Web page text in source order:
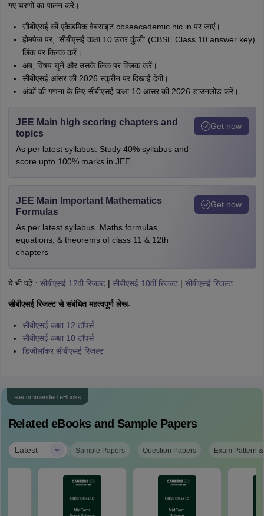
गए चरणों का पालन करें।
सीबीएसई की एकेडमिक वेबसाइट cbseacademic.nic.in पर जाएं।
होमपेज पर, 'सीबीएसई कक्षा 10 उत्तर कुंजी' (CBSE Class 10 answer key)
लिंक पर क्लिक करें।
अब, विषय चुनें और उसके लिंक पर क्लिक करें।
सीबीएसई आंसर की 2026 स्क्रीन पर दिखाई देगी।
अंकों की गणना के लिए सीबीएसई कक्षा 10 आंसर की 2026 डाउनलोड करें।
JEE Main high scoring chapters and
topics
As per latest syllabus. Study 40% syllabus and
score upto 100% marks in JEE
Get now
JEE Main Important Mathematics
Formulas
As per latest syllabus. Maths formulas,
equations, & theorems of class 11 & 12th
chapters
Get now
ये भी पढ़ें : सीबीएसई 12वीं रिजल्ट | सीबीएसई 10वीं रिजल्ट | सीबीएसई रिजल्ट
सीबीएसई रिजल्ट से संबंधित महत्वपूर्ण लेख-
सीबीएसई कक्षा 12 टॉपर्स
सीबीएसई कक्षा 10 टॉपर्स
डिजीलॉकर सीबीएसई रिजल्ट
Recommended eBooks
Related eBooks and Sample Papers
Latest | Sample Papers Question Papers Exam Pattern